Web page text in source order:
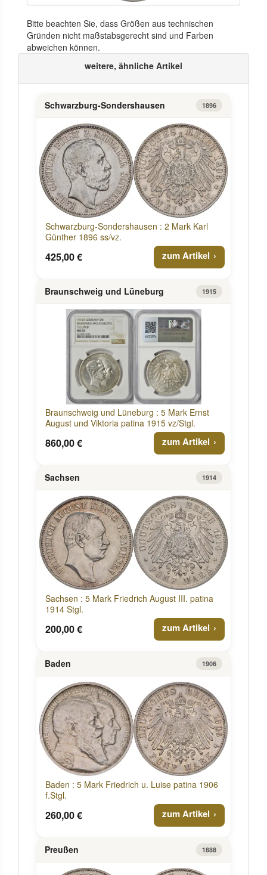
Bitte beachten Sie, dass Größen aus technischen
Gründen nicht maßstabsgerecht sind und Farben
abweichen können.
weitere, ähnliche Artikel
Schwarzburg-Sondershausen 1896
Schwarzburg-Sondershausen : 2 Mark Karl
Günther 1896 ss/vz.
425,00 € zum Artikel
Braunschweig und Lüneburg 1915
Braunschweig und Lüneburg : 5 Mark Ernst
August und Viktoria patina 1915 vz/Stgl.
860,00 € zum Artikel
Sachsen 1914
Sachsen : 5 Mark Friedrich August III. patina
1914 Stgl.
200,00 € zum Artikel
Baden 1906
Baden : 5 Mark Friedrich u. Luise patina 1906
f.Stgl.
260,00 € zum Artikel
Preußen 1888